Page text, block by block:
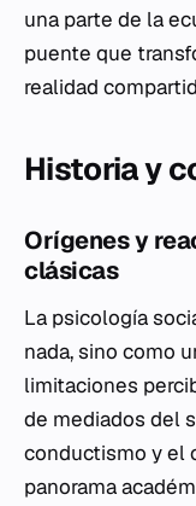
una parte de la
puente que
realidad
Historia y
Orígenes y
clásicas
La psicología
nada, sino como
limitaciones
de mediados del
conductismo y el
panorama